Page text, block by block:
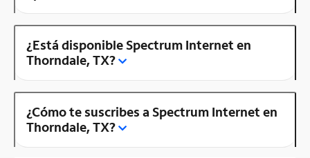
¿Está disponible Spectrum Internet en
Thorndale, TX?
¿Cómo te suscribes a Spectrum Internet en
Thorndale, TX?